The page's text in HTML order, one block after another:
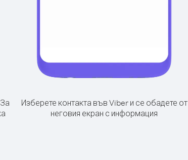
За
Изберете контакта във Viber и се обадете от
неговия екран с информация